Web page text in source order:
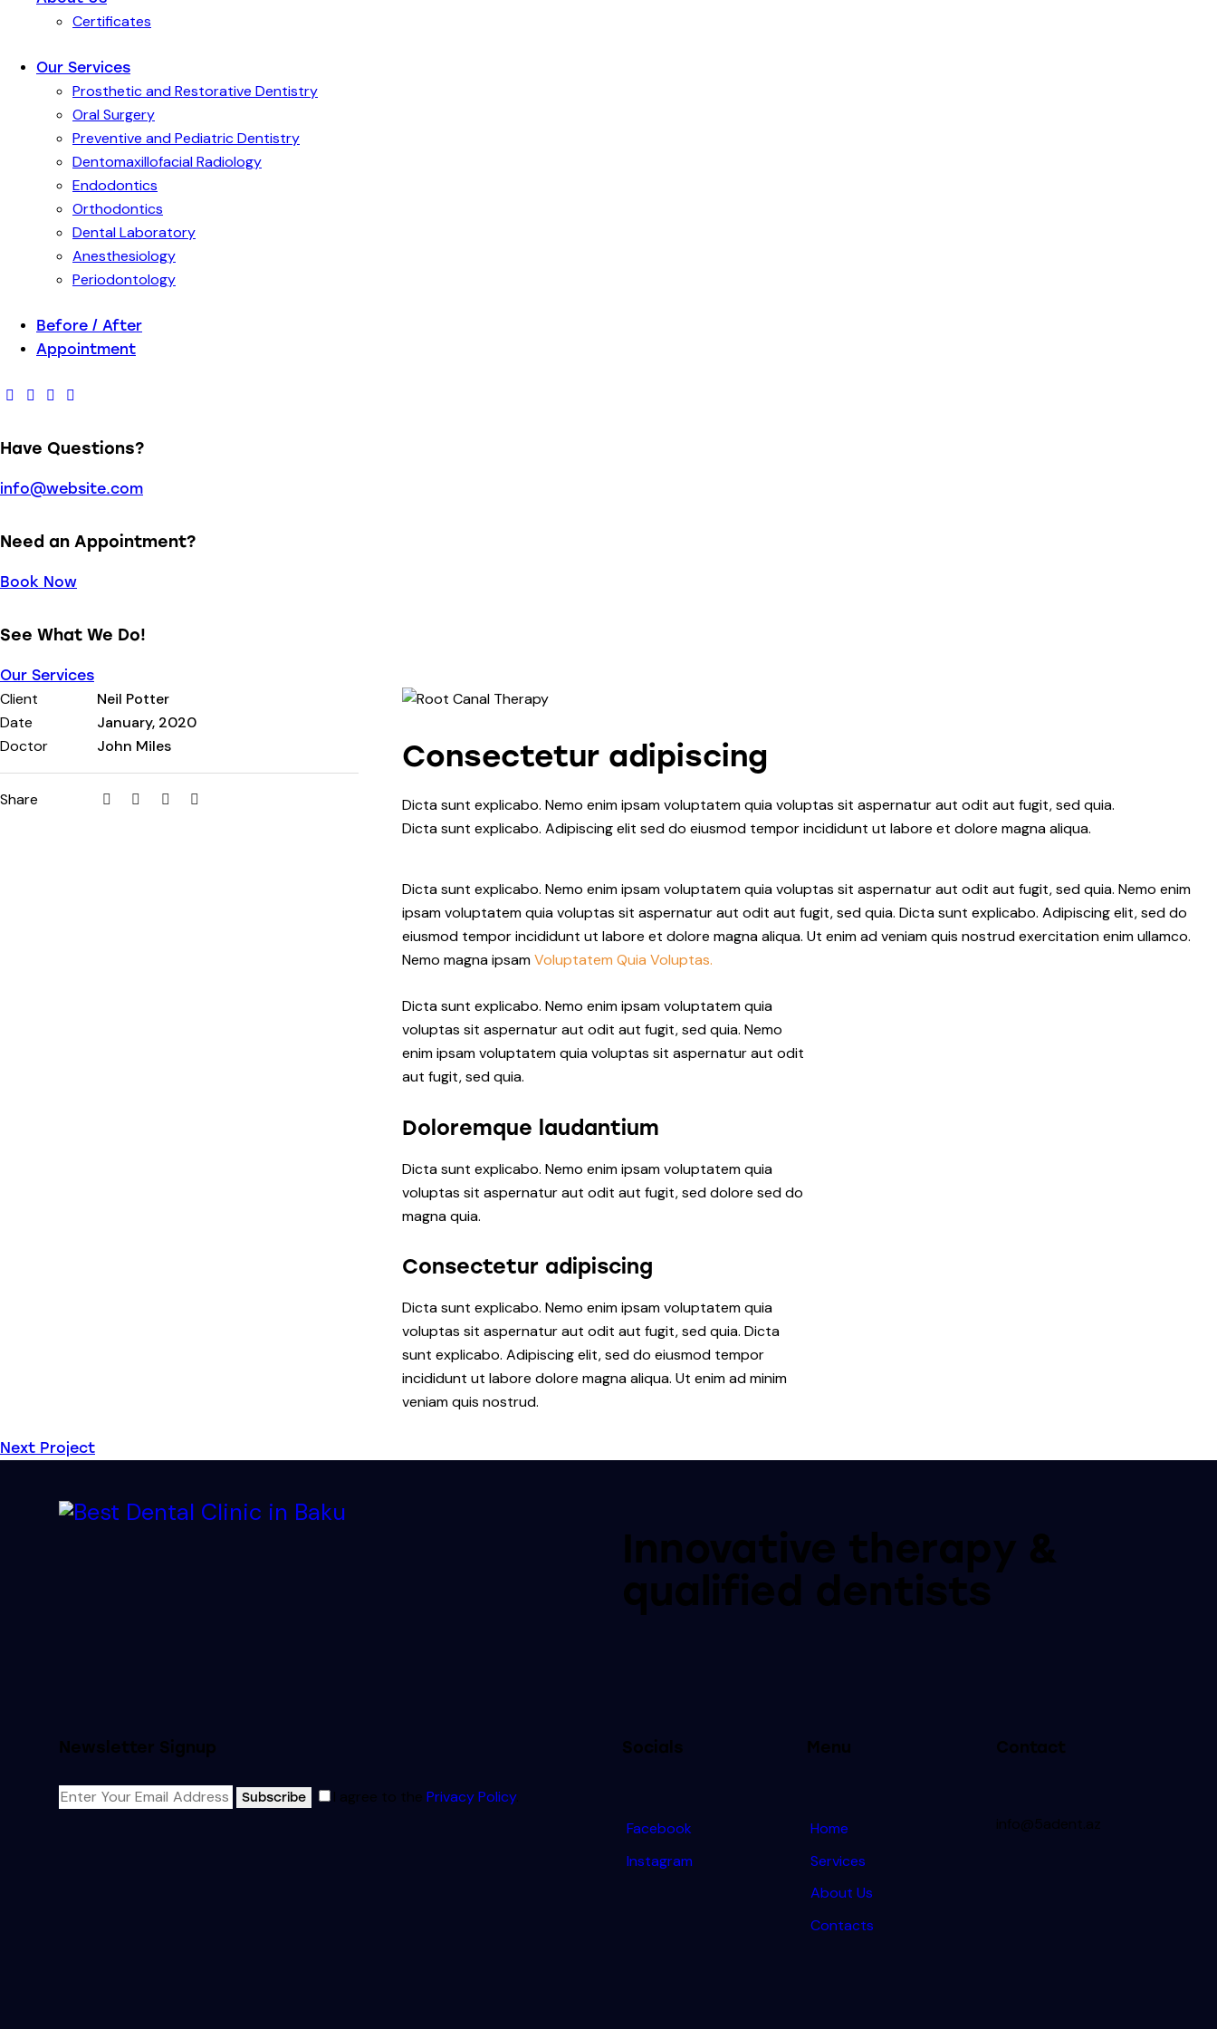
Certificates
Our Services
Prosthetic and Restorative Dentistry
Oral Surgery
Preventive and Pediatric Dentistry
Dentomaxillofacial Radiology
Endodontics
Orthodontics
Dental Laboratory
Anesthesiology
Periodontology
Before / After
Appointment
Have Questions?
info@website.com
Need an Appointment?
Book Now
See What We Do!
Our Services
Client
Neil Potter
Date
January, 2020
Doctor
John Miles
Share
Consectetur adipiscing
Dicta sunt explicabo. Nemo enim ipsam voluptatem quia voluptas sit aspernatur aut odit aut fugit, sed quia.
Dicta sunt explicabo. Adipiscing elit sed do eiusmod tempor incididunt ut labore et dolore magna aliqua.
Dicta sunt explicabo. Nemo enim ipsam voluptatem quia voluptas sit aspernatur aut odit aut fugit, sed quia. Nemo enim
ipsam voluptatem quia voluptas sit aspernatur aut odit aut fugit, sed quia. Dicta sunt explicabo. Adipiscing elit, sed do
eiusmod tempor incididunt ut labore et dolore magna aliqua. Ut enim ad veniam quis nostrud exercitation enim ullamco.
Nemo magna ipsamVoluptatem Quia Voluptas.
Dicta sunt explicabo. Nemo enim ipsam voluptatem quia
voluptas sit aspernatur aut odit aut fugit, sed quia. Nemo
enim ipsam voluptatem quia voluptas sit aspernatur aut odit
aut fugit, sed quia.
Doloremque laudantium
Dicta sunt explicabo. Nemo enim ipsam voluptatem quia
voluptas sit aspernatur aut odit aut fugit, sed dolore sed do
magna quia.
Consectetur adipiscing
Dicta sunt explicabo. Nemo enim ipsam voluptatem quia
voluptas sit aspernatur aut odit aut fugit, sed quia. Dicta
sunt explicabo. Adipiscing elit, sed do eiusmod tempor
incididunt ut labore dolore magna aliqua. Ut enim ad minim
veniam quis nostrud.
Next Project
Innovative therapy &
qualified dentists
Newsletter Signup
Subscribe I agree to the Privacy Policy.
Socials
Facebook
Instagram
Menu
Home
Services
About Us
Contacts
Contact
info@5adent.az